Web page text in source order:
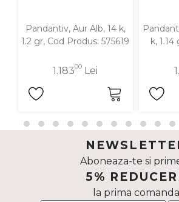
Pandantiv, Aur Alb, 14 k,
1.2 gr, Cod Produs: 575619
1.18300 Lei
k,
Aboneaza-te si
5%
la prima comanda